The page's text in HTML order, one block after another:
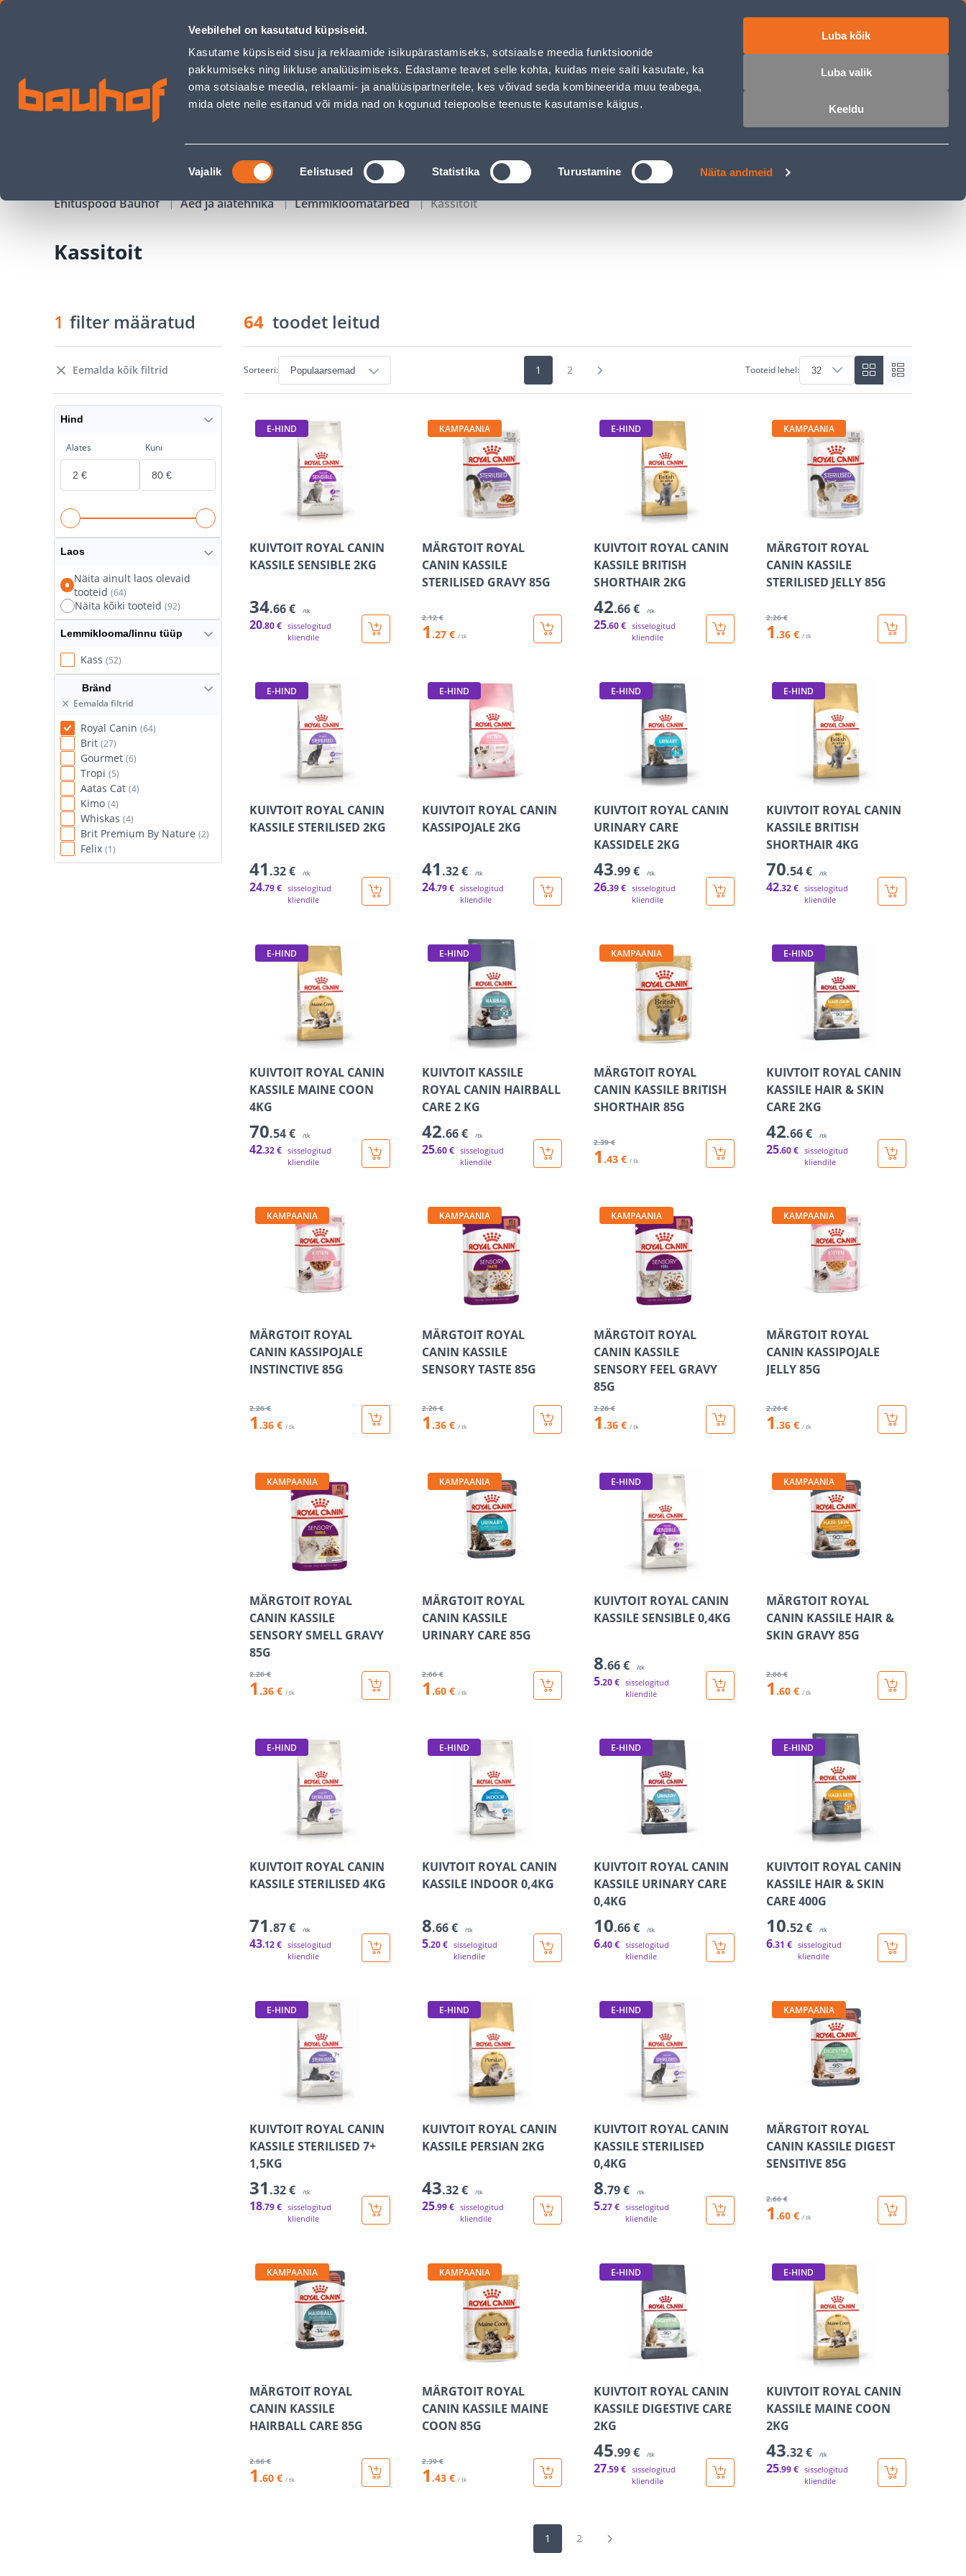
Veebilehel on kasutatud küpsiseid.
Kasutame küpsiseid sisu ja reklaamide isikupärastamiseks, sotsiaalse meedia funktsioonide
pakkumiseks ning liikluse analüüsimiseks. Edastame teavet selle kohta, kuidas meie saiti kasutate, ka
oma sotsiaalse meedia, reklaami- ja analüüsipartneritele, kes võivad seda kombineerida muu teabega,
mida olete neile esitanud või mida nad on kogunud teiepoolse teenuste kasutamise käigus.
Nõusoleku
valik
Vajalik Eelistused Statistika Turustamine Näita andmeid
Luba kõik
Luba valik
Keeldu
Kassitoit - Bauhof has loaded
Äriklienditeenindus Klienditeenindus Teenused Karjäärileht
OTSI Logi sisse
KAMPAANIAD KATALOOGID TÖÖRIISTALAENUTUS JÄRELMAKS
Ehituspood Bauhof Aed ja aiatehnika Lemmikloomatarbed Kassitoit
Kassitoit
64 toodet leitud
Sorteeri: 1 2 Tooteid lehel:
E-HIND
KUIVTOIT ROYAL CANIN
KASSILE SENSIBLE 2KG
34.66 € /tk
20.80 € sisselogitud
kliendile
KAMPAANIA
MÄRGTOIT ROYAL
CANIN KASSILE
STERILISED GRAVY 85G
2.12 €
1 .27 € / tk
E-HIND
KUIVTOIT ROYAL CANIN
KASSILE BRITISH
SHORTHAIR 2KG
42.66 € /tk
25.60 € sisselogitud
kliendile
KAMPAANIA
MÄRGTOIT ROYAL
CANIN KASSILE
STERILISED JELLY 85G
2.26 €
1 .36 € / tk
E-HIND
KUIVTOIT ROYAL CANIN
KASSILE STERILISED 2KG
41 .32 € /tk
24.79 € sisselogitud
kliendile
E-HIND
KUIVTOIT ROYAL CANIN
KASSIPOJALE 2KG
41 .32 € /tk
24.79 € sisselogitud
kliendile
E-HIND
KUIVTOIT ROYAL CANIN
URINARY CARE
KASSIDELE 2KG
43.99 € /tk
26.39 € sisselogitud
kliendile
E-HIND
KUIVTOIT ROYAL CANIN
KASSILE BRITISH
SHORTHAIR 4KG
70.54 € /tk
42.32 € sisselogitud
kliendile
E-HIND
KUIVTOIT ROYAL CANIN
KASSILE MAINE COON
4KG
70.54 € /tk
42.32 € sisselogitud
kliendile
E-HIND
KUIVTOIT KASSILE
ROYAL CANIN HAIRBALL
CARE 2 KG
42.66 € /tk
25.60 € sisselogitud
kliendile
KAMPAANIA
MÄRGTOIT ROYAL
CANIN KASSILE BRITISH
SHORTHAIR 85G
2.39 €
1 .43 € / tk
E-HIND
KUIVTOIT ROYAL CANIN
KASSILE HAIR & SKIN
CARE 2KG
42.66 € /tk
25.60 € sisselogitud
kliendile
KAMPAANIA
MÄRGTOIT ROYAL
CANIN KASSIPOJALE
INSTINCTIVE 85G
2.26 €
1 .36 € / tk
KAMPAANIA
MÄRGTOIT ROYAL
CANIN KASSILE
SENSORY TASTE 85G
2.26 €
1 .36 € / tk
KAMPAANIA
MÄRGTOIT ROYAL
CANIN KASSILE
SENSORY FEEL GRAVY
85G
2.26 €
1 .36 € / tk
KAMPAANIA
MÄRGTOIT ROYAL
CANIN KASSIPOJALE
JELLY 85G
2.26 €
1 .36 € / tk
KAMPAANIA
MÄRGTOIT ROYAL
CANIN KASSILE
SENSORY SMELL GRAVY
85G
2.26 €
1 .36 € / tk
KAMPAANIA
MÄRGTOIT ROYAL
CANIN KASSILE
URINARY CARE 85G
2.66 €
1 .60 € / tk
E-HIND
KUIVTOIT ROYAL CANIN
KASSILE SENSIBLE 0,4KG
8.66 € /tk
5.20 € sisselogitud
kliendile
KAMPAANIA
MÄRGTOIT ROYAL
CANIN KASSILE HAIR &
SKIN GRAVY 85G
2.66 €
1 .60 € / tk
E-HIND
KUIVTOIT ROYAL CANIN
KASSILE STERILISED 4KG
71 .87 € /tk
43.12 € sisselogitud
kliendile
E-HIND
KUIVTOIT ROYAL CANIN
KASSILE INDOOR 0,4KG
8.66 € /tk
5.20 € sisselogitud
kliendile
E-HIND
KUIVTOIT ROYAL CANIN
KASSILE URINARY CARE
0,4KG
10.66 € /tk
6.40 € sisselogitud
kliendile
E-HIND
KUIVTOIT ROYAL CANIN
KASSILE HAIR & SKIN
CARE 400G
10.52 € /tk
6.31 € sisselogitud
kliendile
E-HIND
KUIVTOIT ROYAL CANIN
KASSILE STERILISED 7+
1,5KG
31 .32 € /tk
18.79 € sisselogitud
kliendile
E-HIND
KUIVTOIT ROYAL CANIN
KASSILE PERSIAN 2KG
43.32 € /tk
25.99 € sisselogitud
kliendile
E-HIND
KUIVTOIT ROYAL CANIN
KASSILE STERILISED
0,4KG
8.79 € /tk
5.27 € sisselogitud
kliendile
KAMPAANIA
MÄRGTOIT ROYAL
CANIN KASSILE DIGEST
SENSITIVE 85G
2.66 €
1 .60 € / tk
KAMPAANIA
MÄRGTOIT ROYAL
CANIN KASSILE
HAIRBALL CARE 85G
2.66 €
1 .60 € / tk
KAMPAANIA
MÄRGTOIT ROYAL
CANIN KASSILE MAINE
COON 85G
2.39 €
1 .43 € / tk
E-HIND
KUIVTOIT ROYAL CANIN
KASSILE DIGESTIVE CARE
2KG
45.99 € /tk
27.59 € sisselogitud
kliendile
E-HIND
KUIVTOIT ROYAL CANIN
KASSILE MAINE COON
2KG
43.32 € /tk
25.99 € sisselogitud
kliendile
1 2
1 filter määratud
Eemalda kõik filtrid
Hind
Alates Kuni
Laos
Näita ainult laos olevaid
tooteid (64)
Näita kõiki tooteid (92)
Lemmiklooma/linnu tüüp
Kass (52)
Bränd
Eemalda filtrid
Royal Canin (64)
Brit (27)
Gourmet (6)
Tropi (5)
Aatas Cat (4)
Kimo (4)
Whiskas (4)
Brit Premium By Nature (2)
Felix (1)